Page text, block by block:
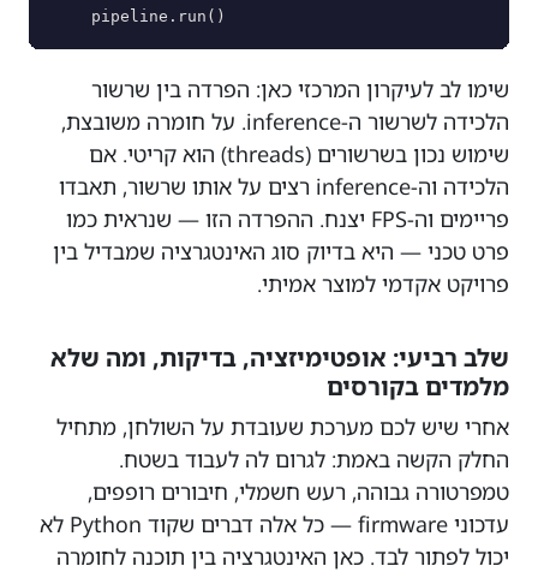
שימו לב לעיקרון המרכזי כאן: הפרדה בין שרשור
הלכידה לשרשור ה-inference. על חומרה משובצת,
שימוש נכון בשרשורים (threads) הוא קריטי. אם
הלכידה וה-inference רצים על אותו שרשור, תאבדו
פריימים וה-FPS יצנח. ההפרדה הזו — שנראית כמו
פרט טכני — היא בדיוק סוג האינטגרציה שמבדיל בין
פרויקט אקדמי למוצר אמיתי.
שלב רביעי: אופטימיזציה, בדיקות, ומה שלא
מלמדים בקורסים
אחרי שיש לכם מערכת שעובדת על השולחן, מתחיל
החלק הקשה באמת: לגרום לה לעבוד בשטח.
טמפרטורה גבוהה, רעש חשמלי, חיבורים רופפים,
עדכוני firmware — כל אלה דברים שקוד Python לא
יכול לפתור לבד. כאן האינטגרציה בין תוכנה לחומרה